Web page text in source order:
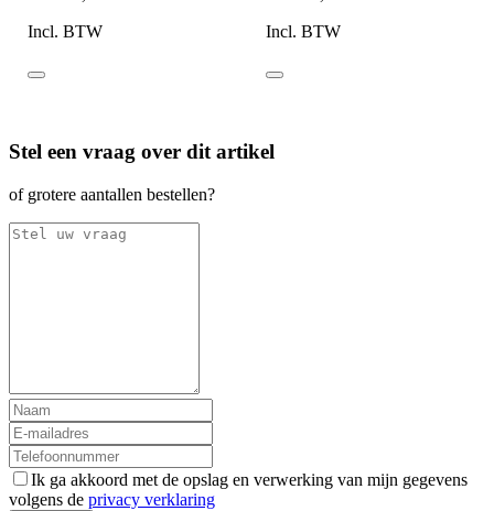
Incl. BTW
Incl. BTW
Stel een vraag over dit artikel
of grotere aantallen bestellen?
Ik ga akkoord met de opslag en verwerking van mijn gegevens
volgens de privacy verklaring